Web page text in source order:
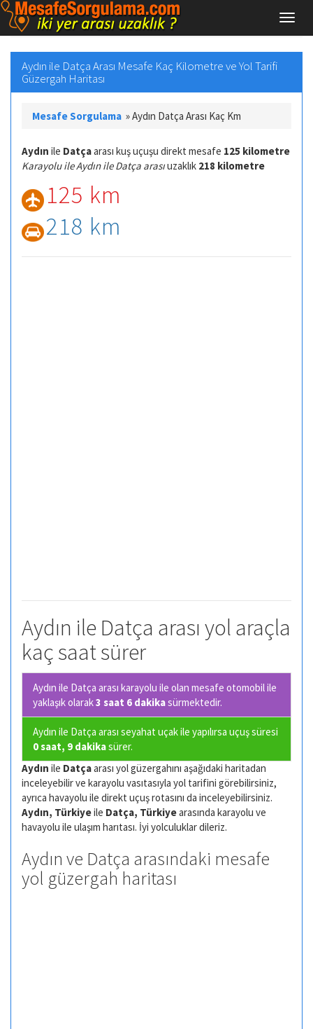
Aydın ile Datça Arası Mesafe Kaç Kilometre ve Yol Tarifi
Güzergah Haritası
Mesafe Sorgulama »Aydın Datça Arası Kaç Km
Aydın ile Datçaarası kuş uçuşu direkt mesafe 125 kilometre
Karayolu ile Aydın ile Datça arasıuzaklık 218 kilometre
125 km
218 km
Aydın ile Datça arası yol araçla
kaç saat sürer
Aydın ile Datça arası karayolu ile olan mesafe otomobil ile
yaklaşık olarak3 saat 6 dakikasürmektedir.
Aydın ile Datça arası seyahat uçak ile yapılırsa uçuş süresi
0 saat, 9 dakikasürer.
Aydın ile Datçaarası yol güzergahını aşağıdaki haritadan
inceleyebilir ve karayolu vasıtasıyla yol tarifini görebilirsiniz,
ayrıca havayolu ile direkt uçuş rotasını da inceleyebilirsiniz.
Aydın, Türkiyeile Datça, Türkiyearasında karayolu ve
havayolu ile ulaşım harıtası. İyi yolculuklar dileriz.
Aydın ve Datça arasındaki mesafe
yol güzergah haritası